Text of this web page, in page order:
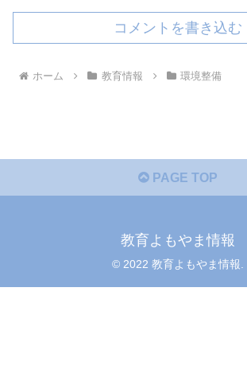
コメントを書き込む
ホーム 教育情報 環境整備
PAGE TOP
教育よもやま情報
© 2022 教育よもやま情報.